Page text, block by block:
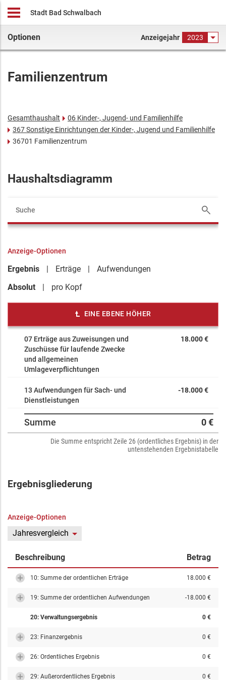
Stadt Bad Schwalbach
Optionen Anzeigejahr 2023
Familienzentrum
Gesamthaushalt
06 Kinder-, Jugend- und Familienhilfe
367 Sonstige Einrichtungen der Kinder-, Jugend und Familienhilfe
36701 Familienzentrum
Haushaltsdiagramm
Anzeige-Optionen
Ergebnis Erträge
Aufwendungen
Absolut
pro Kopf
EINE EBENE HÖHER
07 Erträge aus Zuweisungen und
Zuschüsse für laufende Zwecke
und allgemeinen
Umlageverpflichtungen
18.000 €
13 Aufwendungen für Sach- und
Dienstleistungen
-18.000 €
Summe 0 €
Die Summe entspricht Zeile 26 (ordentliches Ergebnis) in der
untenstehenden Ergebnistabelle
Ergebnisgliederung
Anzeige-Optionen
Jahresvergleich
Beschreibung Betrag
10: Summe der ordentlichen Erträge 18.000 €
19: Summe der ordentlichen Aufwendungen -18.000 €
20: Verwaltungsergebnis 0 €
23: Finanzergebnis 0 €
26: Ordentliches Ergebnis 0 €
29: Außerordentliches Ergebnis 0 €